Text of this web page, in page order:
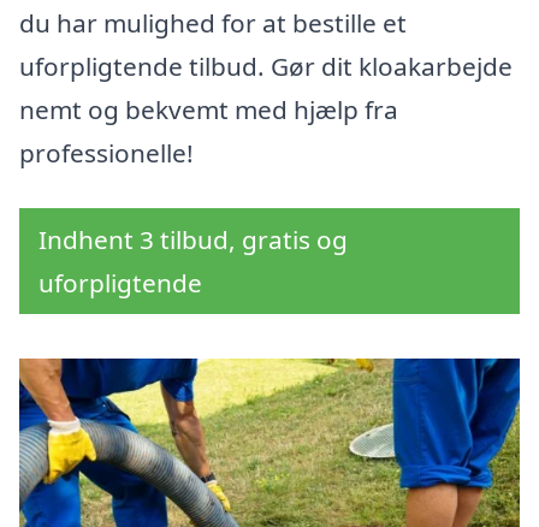
du har mulighed for at bestille et
uforpligtende tilbud. Gør dit kloakarbejde
nemt og bekvemt med hjælp fra
professionelle!
Indhent 3 tilbud, gratis og
uforpligtende